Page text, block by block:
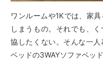
ワンルームや1Kでは、家
しまうもの。それでも、
協したくない。そんな一
ベッドの3WAYソファベッ